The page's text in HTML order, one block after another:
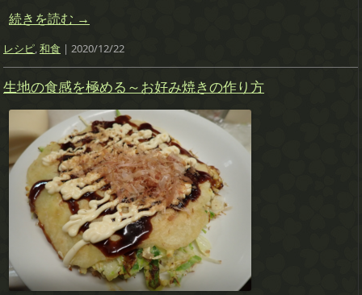
続きを読む →
レシピ,和食 | 2020/12/22
生地の食感を極める～お好み焼きの作り方